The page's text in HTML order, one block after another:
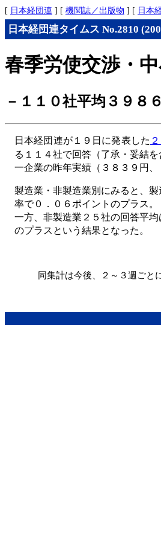
[ 日本経団連 ] [ 機関誌／出版物 ] [ 日本
日本経団連タイムス No.2810
春季労使交渉・
－１１０社平均３９８
日本経団連が１９日に発表した
る１１４社で回答（了承・妥結
一企業の昨年実績（３８３９円
製造業・非製造業別にみると、
率で０．０６ポイントのプラス。
一方、非製造業２５社の回答平
のプラスという結果となった。
同集計は今後、２～３週ごと